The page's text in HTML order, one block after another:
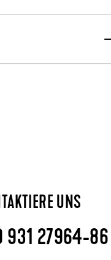
UNS
931 27964-86